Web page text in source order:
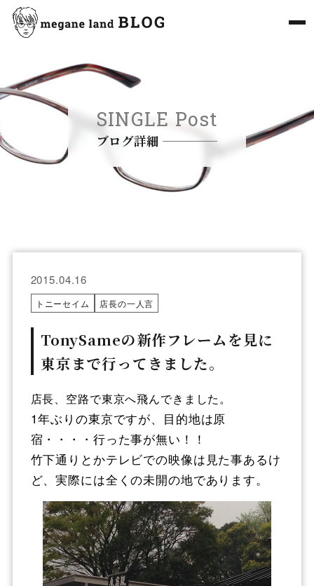
SINGLE Post
ブログ詳細
2015.04.16
トニーセイム 店長の一人言
TonySameの新作フレームを見に
東京まで行ってきました。
店長、空路で東京へ飛んできました。
1年ぶりの東京ですが、目的地は原
宿・・・・行った事が無い！！
竹下通りとかテレビでの映像は見た事あるけ
ど、実際には全くの未開の地であります。